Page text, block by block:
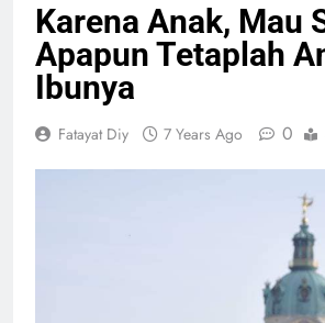
Karena Anak, Mau
Apapun Tetaplah
Ibunya
Fatayat Diy 7 Years Ago 0